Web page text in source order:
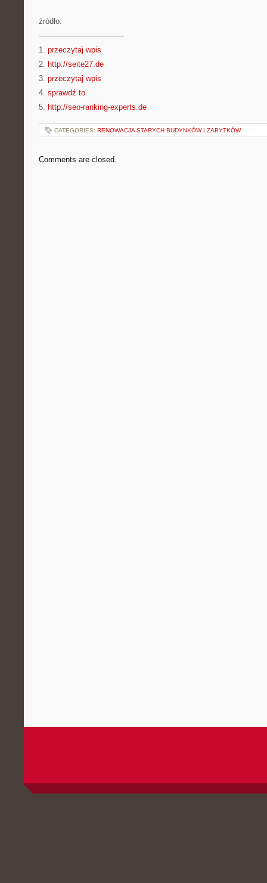
źródło:
———————————
1. przeczytaj wpis
2. http://seite27.de
3. przeczytaj wpis
4. sprawdź to
5. http://seo-ranking-experts.de
CATEGORIES: RENOWACJA STARYCH BUDYNKÓW I ZABYTKÓW
Comments are closed.